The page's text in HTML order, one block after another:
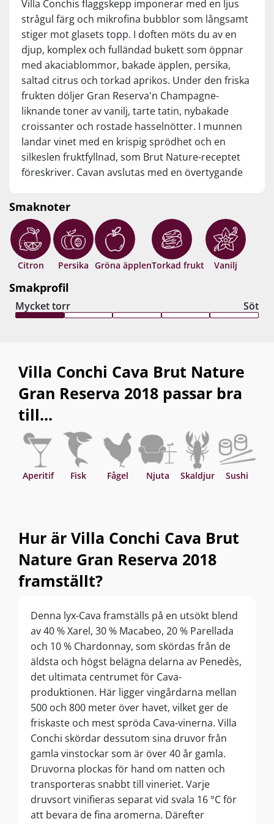
Villa Conchis flaggskepp imponerar med en ljus
strågul färg och mikrofina bubblor som långsamt
stiger mot glasets topp. I doften möts du av en
djup, komplex och fulländad bukett som öppnar
med akaciablommor, bakade äpplen, persika,
saltad citrus och torkad aprikos. Under den friska
frukten döljer Gran Reserva'n Champagne-
liknande toner av vanilj, tarte tatin, nybakade
croissanter och rostade hasselnötter. I munnen
landar vinet med en krispig sprödhet och en
silkeslen fruktfyllnad, som Brut Nature-receptet
föreskriver. Cavan avslutas med en övertygande
curd och vanilj från den långa källarlagringen. En
Cava av denna Gran Reserva-kaliber kan utan
problem mäta sig med Champagne… Drick nu,
eller lagra i 10+ år från skördeåret.
Smaknoter
Citron Persika Gröna äpplenTorkad frukt Vanilj
Smakprofil
Mycket torr Söt
Villa Conchi Cava Brut Nature
Gran Reserva 2018 passar bra
till...
Aperitif Fisk Fågel Njuta Skaldjur Sushi
Hur är Villa Conchi Cava Brut
Nature Gran Reserva 2018
framställt?
Denna lyx-Cava framställs på en utsökt blend
av 40 % Xarel, 30 % Macabeo, 20 % Parellada
och 10 % Chardonnay, som skördas från de
äldsta och högst belägna delarna av Penedès,
det ultimata centrumet för Cava-
produktionen. Här ligger vingårdarna mellan
500 och 800 meter över havet, vilket ger de
friskaste och mest spröda Cava-vinerna. Villa
Conchi skördar dessutom sina druvor från
gamla vinstockar som är över 40 år gamla.
Druvorna plockas för hand om natten och
transporteras snabbt till vineriet. Varje
druvsort vinifieras separat vid svala 16 °C för
att bevara de fina aromerna. Därefter